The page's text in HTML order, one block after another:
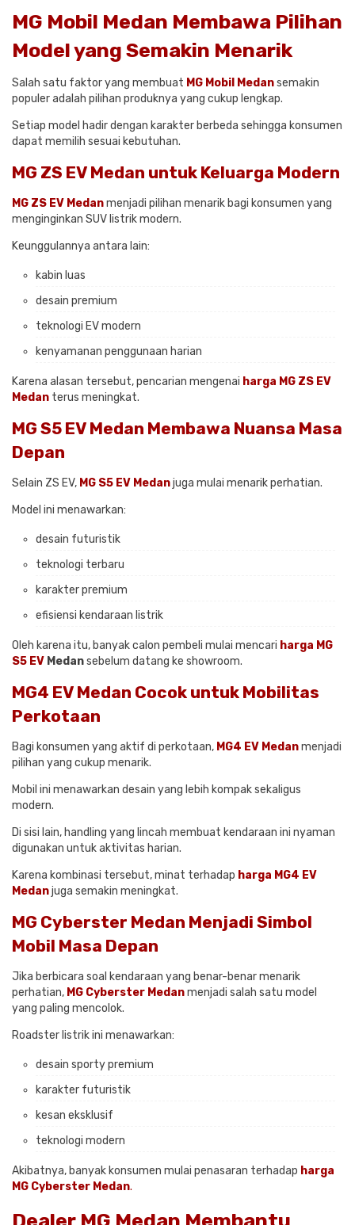
MG Mobil Medan Membawa Pilihan
Model yang Semakin Menarik
Salah satu faktor yang membuat MG Mobil Medansemakin
populer adalah pilihan produknya yang cukup lengkap.
Setiap model hadir dengan karakter berbeda sehingga konsumen
dapat memilih sesuai kebutuhan.
MG ZS EV Medan untuk Keluarga Modern
MG ZS EV Medanmenjadi pilihan menarik bagi konsumen yang
menginginkan SUV listrik modern.
Keunggulannya antara lain:
kabin luas
desain premium
teknologi EV modern
kenyamanan penggunaan harian
Karena alasan tersebut, pencarian mengenai harga MG ZS EV
Medan terus meningkat.
MG S5 EV Medan Membawa Nuansa Masa
Depan
Selain ZS EV, MG S5 EV Medanjuga mulai menarik perhatian.
Model ini menawarkan:
desain futuristik
teknologi terbaru
karakter premium
efisiensi kendaraan listrik
Oleh karena itu, banyak calon pembeli mulai mencari harga MG
S5 EV Medansebelum datang ke showroom.
MG4 EV Medan Cocok untuk Mobilitas
Perkotaan
Bagi konsumen yang aktif di perkotaan, MG4 EV Medanmenjadi
pilihan yang cukup menarik.
Mobil ini menawarkan desain yang lebih kompak sekaligus
modern.
Di sisi lain, handling yang lincah membuat kendaraan ini nyaman
digunakan untuk aktivitas harian.
Karena kombinasi tersebut, minat terhadap harga MG4 EV
Medanjuga semakin meningkat.
MG Cyberster Medan Menjadi Simbol
Mobil Masa Depan
Jika berbicara soal kendaraan yang benar-benar menarik
perhatian, MG Cyberster Medanmenjadi salah satu model
yang paling mencolok.
Roadster listrik ini menawarkan:
desain sporty premium
karakter futuristik
kesan eksklusif
teknologi modern
Akibatnya, banyak konsumen mulai penasaran terhadap harga
MG Cyberster Medan.
Dealer MG Medan Membantu